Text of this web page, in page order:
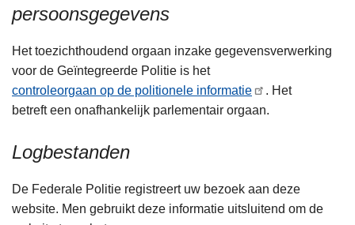
persoonsgegevens
Het toezichthoudend orgaan inzake gegevensverwerking
voor de Geïntegreerde Politie is het
controleorgaan op de politionele informatie
. Het
betreft een onafhankelijk parlementair orgaan.
Logbestanden
De Federale Politie registreert uw bezoek aan deze
website. Men gebruikt deze informatie uitsluitend om de